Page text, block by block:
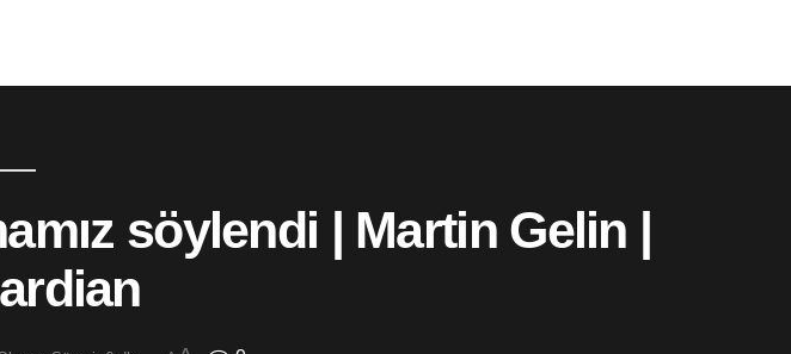
söylendi | Martin Gelin |